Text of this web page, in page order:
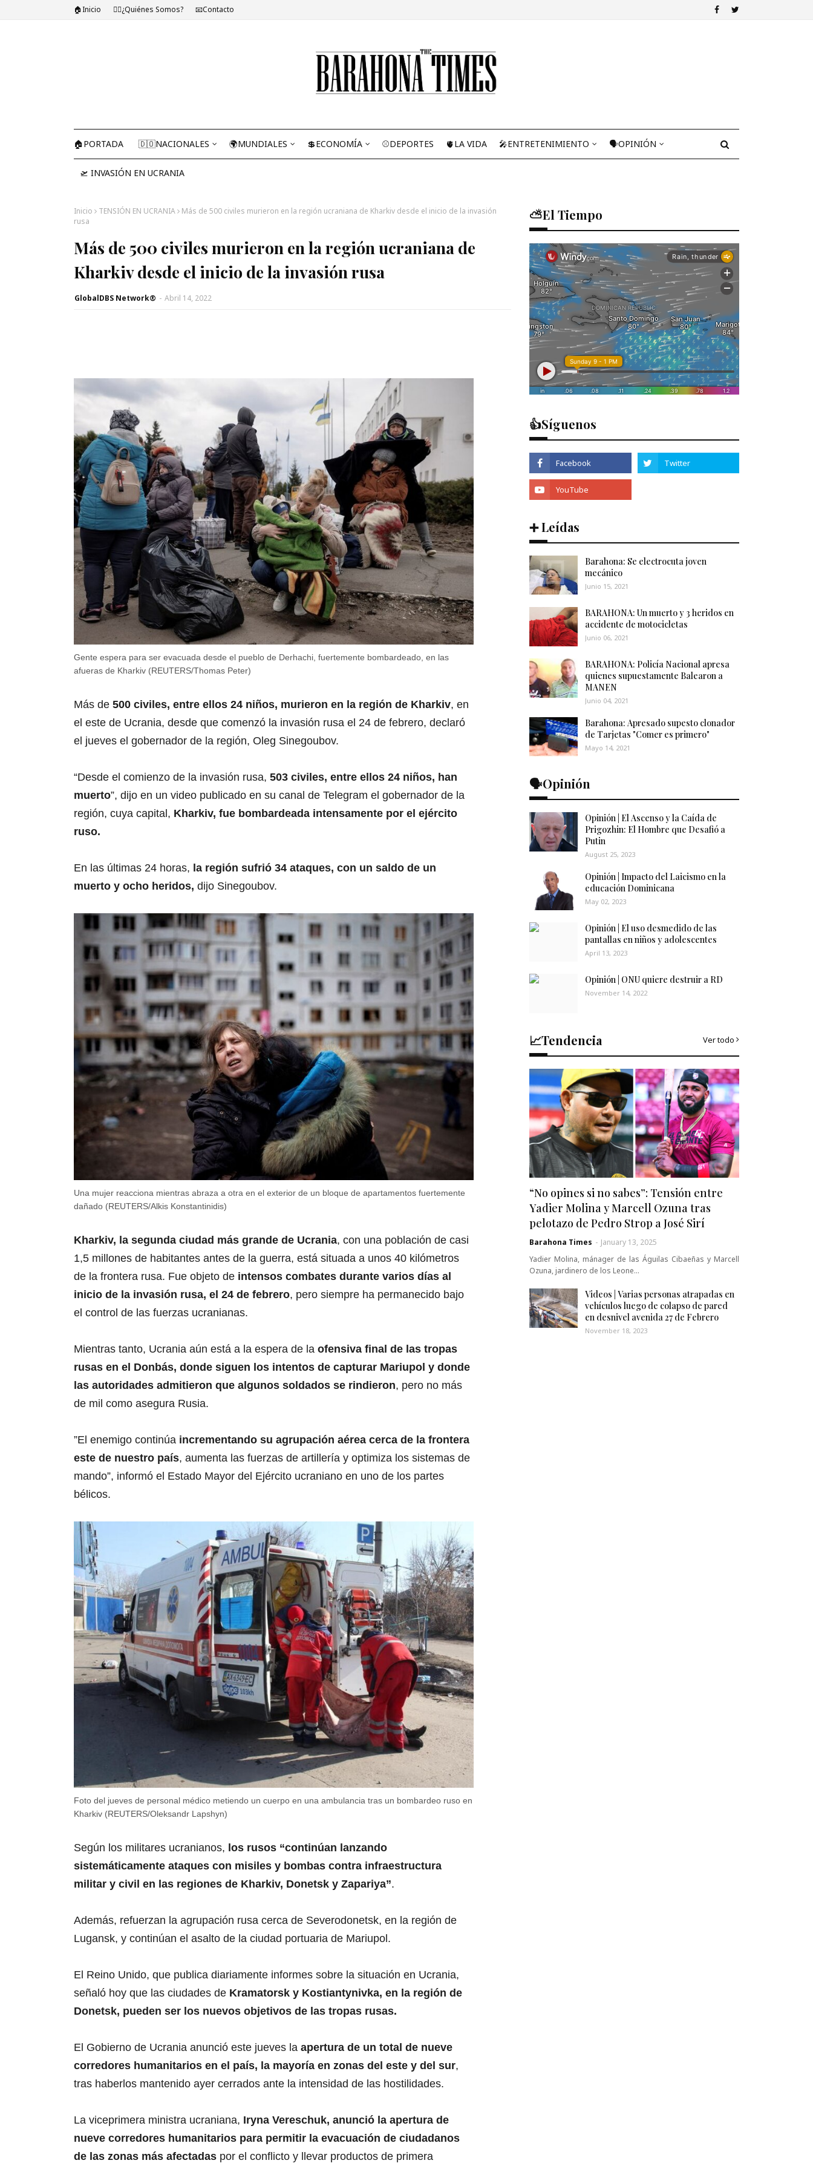
🏠Inicio 🤷‍♂️¿Quiénes Somos? 📧Contacto
🏠PORTADA 🇩🇴NACIONALES 🌍MUNDIALES 💲ECONOMÍA ⚾DEPORTES 🫀LA VIDA 🎤ENTRETENIMIENTO 🗣OPINIÓN
🛫 INVASIÓN EN UCRANIA
Inicio TENSIÓN EN UCRANIA
Más de 500 civiles murieron en la región ucraniana de Kharkiv desde el inicio de la invasión
rusa
Más de 500 civiles murieron en la región ucraniana de
Kharkiv desde el inicio de la invasión rusa
GlobalDBS Network® - Abril 14, 2022
Gente espera para ser evacuada desde el pueblo de Derhachi, fuertemente bombardeado, en las
afueras de Kharkiv (REUTERS/Thomas Peter)
Más de 500 civiles, entre ellos 24 niños, murieron en la región de Kharkiv, en
el este de Ucrania, desde que comenzó la invasión rusa el 24 de febrero, declaró
el jueves el gobernador de la región, Oleg Sinegoubov.
“Desde el comienzo de la invasión rusa, 503 civiles, entre ellos 24 niños, han
muerto”, dijo en un video publicado en su canal de Telegram el gobernador de la
región, cuya capital, Kharkiv, fue bombardeada intensamente por el ejército
ruso.
En las últimas 24 horas, la región sufrió 34 ataques, con un saldo de un
muerto y ocho heridos, dijo Sinegoubov.
Una mujer reacciona mientras abraza a otra en el exterior de un bloque de apartamentos fuertemente
dañado (REUTERS/Alkis Konstantinidis)
Kharkiv, la segunda ciudad más grande de Ucrania, con una población de casi
1,5 millones de habitantes antes de la guerra, está situada a unos 40 kilómetros
de la frontera rusa. Fue objeto de intensos combates durante varios días al
inicio de la invasión rusa, el 24 de febrero, pero siempre ha permanecido bajo
el control de las fuerzas ucranianas.
Mientras tanto, Ucrania aún está a la espera de la ofensiva final de las tropas
rusas en el Donbás, donde siguen los intentos de capturar Mariupol y donde
las autoridades admitieron que algunos soldados se rindieron, pero no más
de mil como asegura Rusia.
”El enemigo continúa incrementando su agrupación aérea cerca de la frontera
este de nuestro país, aumenta las fuerzas de artillería y optimiza los sistemas de
mando”, informó el Estado Mayor del Ejército ucraniano en uno de los partes
bélicos.
Foto del jueves de personal médico metiendo un cuerpo en una ambulancia tras un bombardeo ruso en
Kharkiv (REUTERS/Oleksandr Lapshyn)
Según los militares ucranianos, los rusos “continúan lanzando
sistemáticamente ataques con misiles y bombas contra infraestructura
militar y civil en las regiones de Kharkiv, Donetsk y Zapariya”.
Además, refuerzan la agrupación rusa cerca de Severodonetsk, en la región de
Lugansk, y continúan el asalto de la ciudad portuaria de Mariupol.
El Reino Unido, que publica diariamente informes sobre la situación en Ucrania,
señaló hoy que las ciudades de Kramatorsk y Kostiantynivka, en la región de
Donetsk, pueden ser los nuevos objetivos de las tropas rusas.
El Gobierno de Ucrania anunció este jueves la apertura de un total de nueve
corredores humanitarios en el país, la mayoría en zonas del este y del sur,
tras haberlos mantenido ayer cerrados ante la intensidad de las hostilidades.
La viceprimera ministra ucraniana, Iryna Vereschuk, anunció la apertura de
nueve corredores humanitarios para permitir la evacuación de ciudadanos
de las zonas más afectadas por el conflicto y llevar productos de primera
⛅El Tiempo
👍Síguenos
➕ Leídas
Barahona: Se electrocuta joven
mecánico
Junio 15, 2021
BARAHONA: Un muerto y 3 heridos en
accidente de motocicletas
Junio 06, 2021
BARAHONA: Policía Nacional apresa
quienes supuestamente Balearon a
MANEN
Junio 04, 2021
Barahona: Apresado supesto clonador
de Tarjetas "Comer es primero"
Mayo 14, 2021
🗣️Opinión
Opinión | El Ascenso y la Caída de
Prigozhin: El Hombre que Desafió a
Putin
August 25, 2023
Opinión | Impacto del Laicismo en la
educación Dominicana
May 02, 2023
Opinión | El uso desmedido de las
pantallas en niños y adolescentes
April 13, 2023
Opinión | ONU quiere destruir a RD
November 14, 2022
📈Tendencia Ver todo
“No opines si no sabes”: Tensión entre
Yadier Molina y Marcell Ozuna tras
pelotazo de Pedro Strop a José Sirí
Barahona Times - January 13, 2025
Yadier Molina, mánager de las Águilas Cibaeñas y Marcell
Ozuna, jardinero de los Leone…
Videos | Varias personas atrapadas en
vehículos luego de colapso de pared
en desnivel avenida 27 de Febrero
November 18, 2023